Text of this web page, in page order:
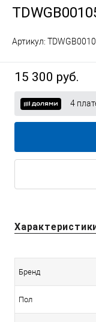
Артикул:
15 300 руб.
4
Бренд
Пол